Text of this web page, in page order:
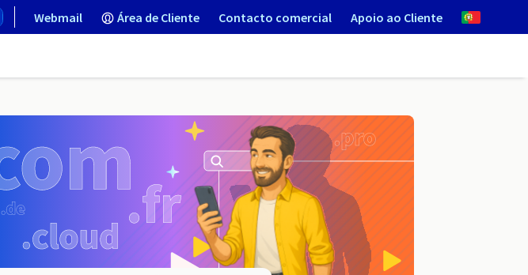
Webmail Área de Cliente Contacto comercial Apoio ao Cliente